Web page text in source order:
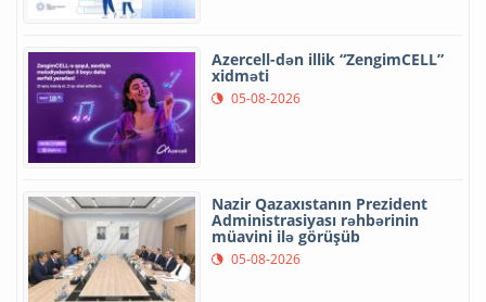
Azercell-dən illik “ZengimCELL”
xidməti
05-08-2026
Nazir Qazaxıstanın Prezident
Administrasiyası rəhbərinin
müavini ilə görüşüb
05-08-2026